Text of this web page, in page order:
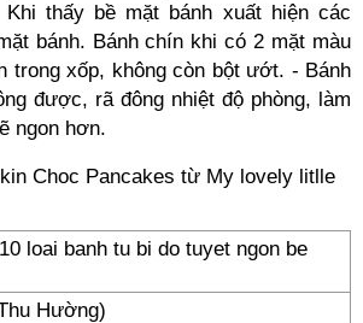
thấy bề mặt bánh xuất hiện các
bánh. Bánh chín khi có 2 mặt màu
trong xốp, không còn bột ướt. - Bánh
được, rã đông nhiệt độ phòng, làm
ngon hơn.
Choc Pancakes từ My lovely litlle
Hường)